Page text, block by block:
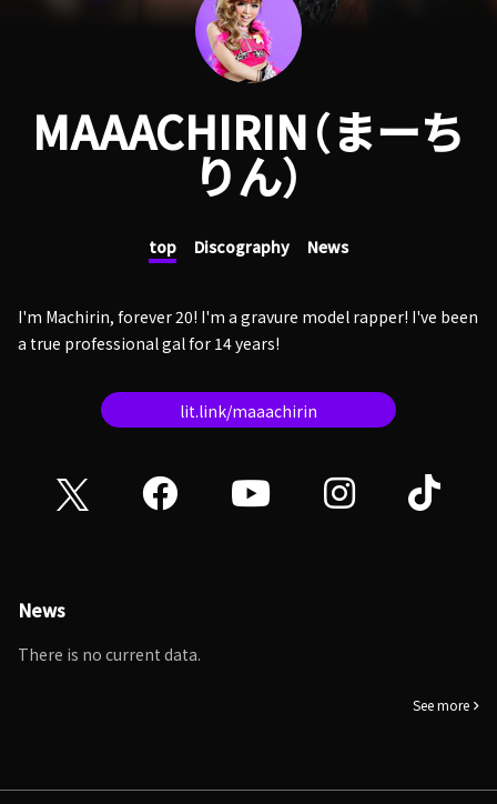
MAAACHIRIN（まーち
りん）
top Discography News
I'm Machirin, forever 20! I'm a gravure model rapper! I've been
a true professional gal for 14 years!
lit.link/maaachirin
News
There is no current data.
See more